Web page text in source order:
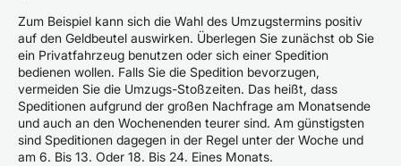
Zum Beispiel kann sich die Wahl des Umzugstermins positiv
auf den Geldbeutel auswirken. Überlegen Sie zunächst ob Sie
ein Privatfahrzeug benutzen oder sich einer Spedition
bedienen wollen. Falls Sie die Spedition bevorzugen,
vermeiden Sie die Umzugs-Stoßzeiten. Das heißt, dass
Speditionen aufgrund der großen Nachfrage am Monatsende
und auch an den Wochenenden teurer sind. Am günstigsten
sind Speditionen dagegen in der Regel unter der Woche und
am 6. Bis 13. Oder 18. Bis 24. Eines Monats.